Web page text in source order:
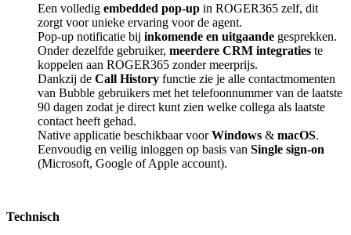
Een volledig embedded pop-up in ROGER365 zelf, dit
zorgt voor unieke ervaring voor de agent.
Pop-up notificatie bij inkomende en uitgaande gesprekken.
Onder dezelfde gebruiker, meerdere CRM integraties te
koppelen aan ROGER365 zonder meerprijs.
Dankzij de Call History functie zie je alle contactmomenten
van Bubble gebruikers met het telefoonnummer van de laatste
90 dagen zodat je direct kunt zien welke collega als laatste
contact heeft gehad.
Native applicatie beschikbaar voorWindows & macOS.
Eenvoudig en veilig inloggen op basis van Single sign-on
(Microsoft, Google of Apple account).
Technisch